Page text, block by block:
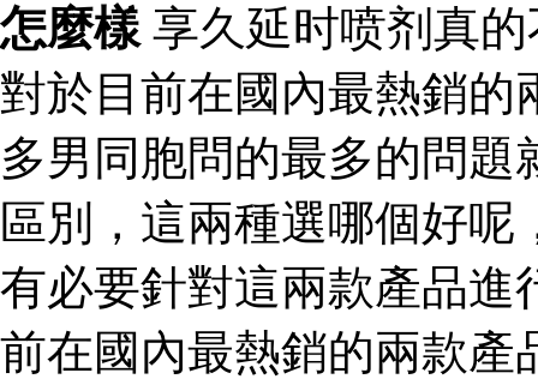
怎麼樣 享久延时喷剂真
對於目前在國內最熱銷的
多男同胞問的最多的問
區別，這兩種選哪個好呢
有必要針對這兩款產品進
前在國內最熱銷的兩款產